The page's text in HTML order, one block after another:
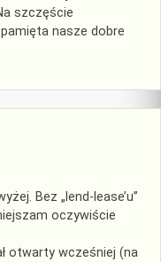
szczęście
nasze dobre
Bez „lend-lease’u”
oczywiście
otwarty wcześniej (na